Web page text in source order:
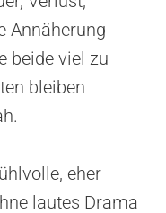
Annäherung
beide viel zu
bleiben
eher
lautes Drama